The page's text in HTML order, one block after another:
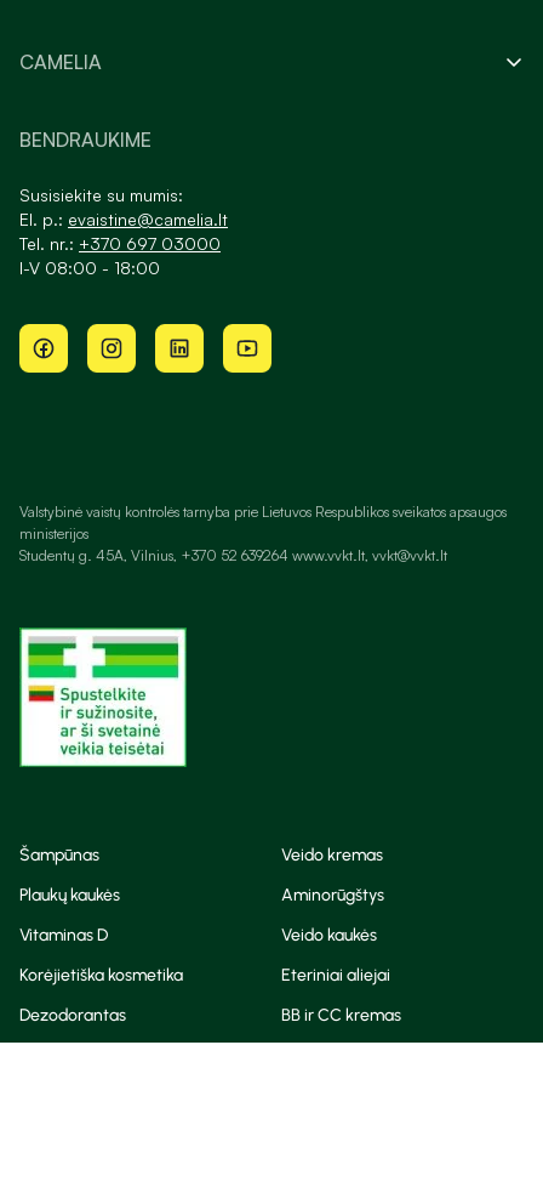
CAMELIA
BENDRAUKIME
Susisiekite su mumis:
El. p.: evaistine@camelia.lt
Tel. nr.: +370 697 03000
I-V 08:00 - 18:00
Valstybinė vaistų kontrolės tarnyba prie Lietuvos Respublikos sveikatos apsaugos
ministerijos
Studentų g. 45A, Vilnius, +370 52 639264 www.vvkt.lt, vvkt@vvkt.lt
Šampūnas
Veido kremas
Plaukų kaukės
Aminorūgštys
Vitaminas D
Veido kaukės
Korėjietiška kosmetika
Eteriniai aliejai
Dezodorantas
BB ir CC kremas